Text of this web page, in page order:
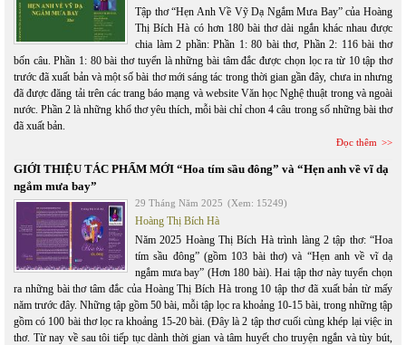
Tập thơ “Hẹn Anh Về Vỹ Dạ Ngắm Mưa Bay” của Hoàng
Thị Bích Hà có hơn 180 bài thơ dài ngắn khác nhau được
chia làm 2 phần: Phần 1: 80 bài thơ, Phần 2: 116 bài thơ
bốn câu. Phần 1: 80 bài thơ tuyển là những bài tâm đắc được chọn lọc ra từ 10 tập thơ
trước đã xuất bản và một số bài thơ mới sáng tác trong thời gian gần đây, chưa in nhưng
đã được đăng tải trên các trang báo mạng và website Văn học Nghệ thuật trong và ngoài
nước. Phần 2 là những khổ thơ yêu thích, mỗi bài chỉ chon 4 câu trong số những bài thơ
đã xuất bản.
Đọc thêm
GIỚI THIỆU TÁC PHẨM MỚI “Hoa tím sầu đông” và “Hẹn anh về vĩ dạ
ngắm mưa bay”
29 Tháng Năm 2025 (Xem: 15249)
Hoàng Thị Bích Hà
Năm 2025 Hoàng Thị Bích Hà trình làng 2 tập thơ: “Hoa
tím sầu đông” (gồm 103 bài thơ) và “Hẹn anh về vĩ dạ
ngắm mưa bay” (Hơn 180 bài). Hai tập thơ này tuyển chọn
ra những bài thơ tâm đắc của Hoàng Thị Bích Hà trong 10 tập thơ đã xuất bản từ mấy
năm trước đây. Những tập gồm 50 bài, mỗi tập lọc ra khoảng 10-15 bài, trong những tập
gồm có 100 bài thơ lọc ra khoảng 15-20 bài. (Đây là 2 tập thơ cuối cùng khép lại việc in
thơ. Từ nay về sau tôi tiếp tục dành thời gian và tâm huyết cho truyện ngắn và tùy bút,